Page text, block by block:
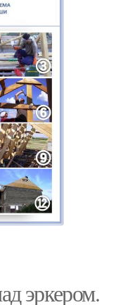
эркером.